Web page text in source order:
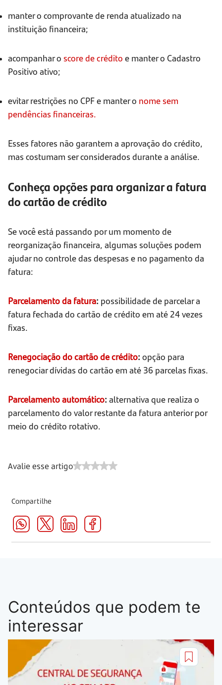
manter o comprovante de renda atualizado na
instituição financeira;
acompanhar o score de crédito e manter o Cadastro
Positivo ativo;
evitar restrições no CPF e manter o nome sem
pendências financeiras.
Esses fatores não garantem a aprovação do crédito,
mas costumam ser considerados durante a análise.
Conheça opções para organizar a fatura
do cartão de crédito
Se você está passando por um momento de
reorganização financeira, algumas soluções podem
ajudar no controle das despesas e no pagamento da
fatura:
Parcelamento da fatura: possibilidade de parcelar a
fatura fechada do cartão de crédito em até 24 vezes
fixas.
Renegociação do cartão de crédito: opção para
renegociar dívidas do cartão em até 36 parcelas fixas.
Parcelamento automático: alternativa que realiza o
parcelamento do valor restante da fatura anterior por
meio do crédito rotativo.
Avalie esse artigo
Compartilhe
Conteúdos que podem te
interessar